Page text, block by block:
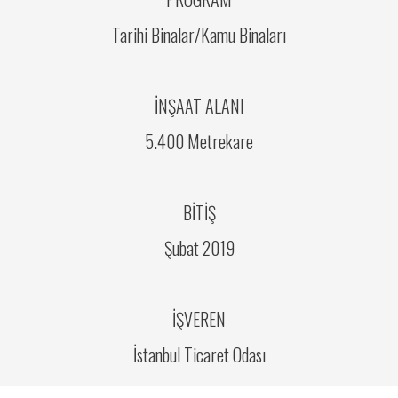
Tarihi Binalar/Kamu Binaları
İNŞAAT ALANI
5.400 Metrekare
BİTİŞ
Şubat 2019
İŞVEREN
İstanbul Ticaret Odası